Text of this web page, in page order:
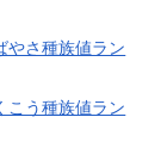
やさ種族値ラン
こう種族値ラン